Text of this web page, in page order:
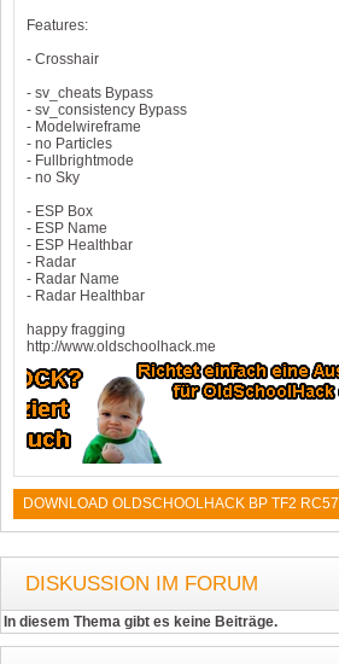
Features:
- Crosshair
- sv_cheats Bypass
- sv_consistency Bypass
- Modelwireframe
- no Particles
- Fullbrightmode
- no Sky
- ESP Box
- ESP Name
- ESP Healthbar
- Radar
- Radar Name
- Radar Healthbar
happy fragging
http://www.oldschoolhack.me
DOWNLOAD OLDSCHOOLHACK BP TF2 RC57
DISKUSSION IM FORUM
In diesem Thema gibt es keine Beiträge.